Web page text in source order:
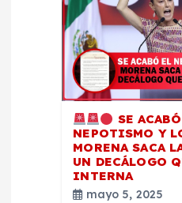
SE
NEPOTISMO Y
MORENA SACA
UN DECÁLOGO
INTERNA
mayo 5, 2025